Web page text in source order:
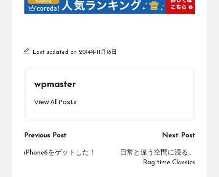
Last updated on 2014年11月16日
wpmaster
View All Posts
Post
navigation
Previous Post
iPhone6をゲットした！
Next Post
日常と違う空間に浸る。
Rag time Classics